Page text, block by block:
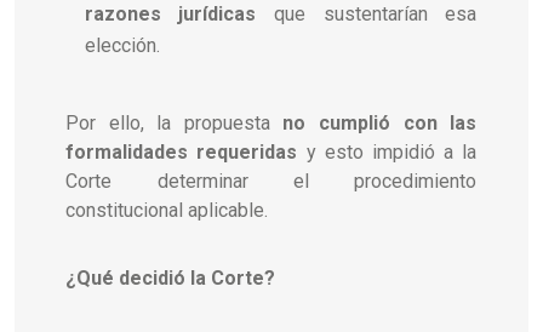
razones jurídicas que sustentarían esa
elección.
Por ello, la propuesta no cumplió con las
formalidades requeridas y esto impidió a la
Corte determinar el procedimiento
constitucional aplicable.
¿Qué decidió la Corte?